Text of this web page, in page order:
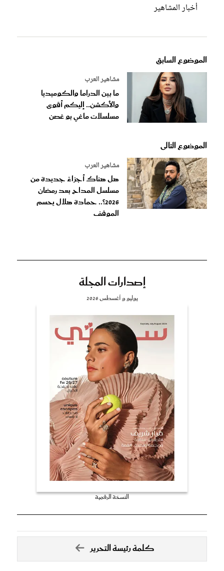
أخبار المشاهير
الموضوع السابق
مشاهير العرب
ما بين الدراما والكوميديا
والأكشن.. إليكم أقوى
مسلسلات ماغي بو غصن
الموضوع التالى
مشاهير العرب
هل هناك أجزاءً جديدة من
مسلسل المداح بعد رمضان
2026؟.. حمادة هلال يحسم
الموقف
إصدارات المجلة
يوليو و أغسطس 2026
النسخة الرقمية
كلمة رئيسة التحرير